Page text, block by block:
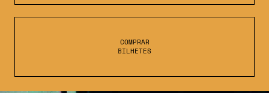
COMPRAR
BILHETES